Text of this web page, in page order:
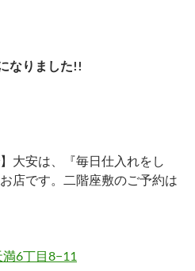
なりました!!
大安は、『毎日仕入れをし
店です。二階座敷のご予約は
6丁目8−11